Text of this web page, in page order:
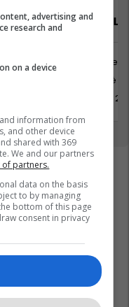
Zyrtar/e
Juridike
Kosovë
1 Korrik
advertising and
research and
on a device
information from
and other device
shared with 369
We and our partners
of partners.
data on the basis
to by managing
bottom of this page
consent in privacy